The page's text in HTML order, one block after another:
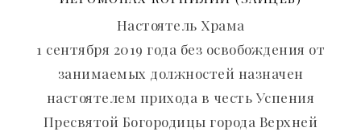
Настоятель Храма
1 сентября 2019 года без освобождения от
занимаемых должностей назначен
настоятелем прихода в честь Успения
Пресвятой Богородицы города Верхней